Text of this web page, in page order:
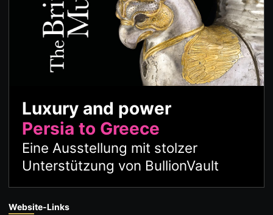
Luxury and power
Persia to Greece
Eine Ausstellung mit stolzer
Unterstützung von BullionVault
Website-Links